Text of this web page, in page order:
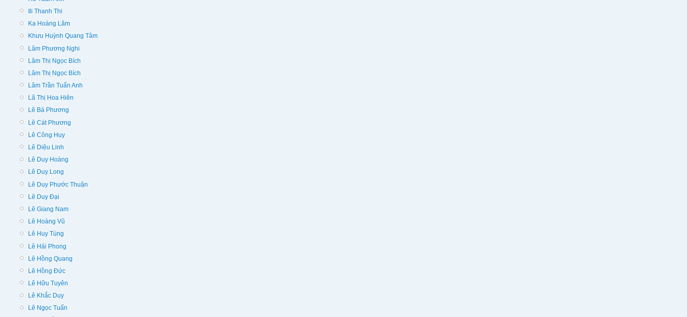
Ili Thanh Thi
Ka Hoàng Lâm
Khưu Huỳnh Quang Tâm
Lâm Phương Nghi
Lâm Thị Ngọc Bích
Lâm Thị Ngọc Bích
Lâm Trần Tuấn Anh
Lã Thị Hoa Hiên
Lê Bá Phương
Lê Cát Phương
Lê Công Huy
Lê Diệu Linh
Lê Duy Hoàng
Lê Duy Long
Lê Duy Phước Thuận
Lê Duy Đại
Lê Giang Nam
Lê Hoàng Vũ
Lê Huy Tùng
Lê Hải Phong
Lê Hồng Quang
Lê Hồng Đức
Lê Hữu Tuyên
Lê Khắc Duy
Lê Ngọc Tuấn